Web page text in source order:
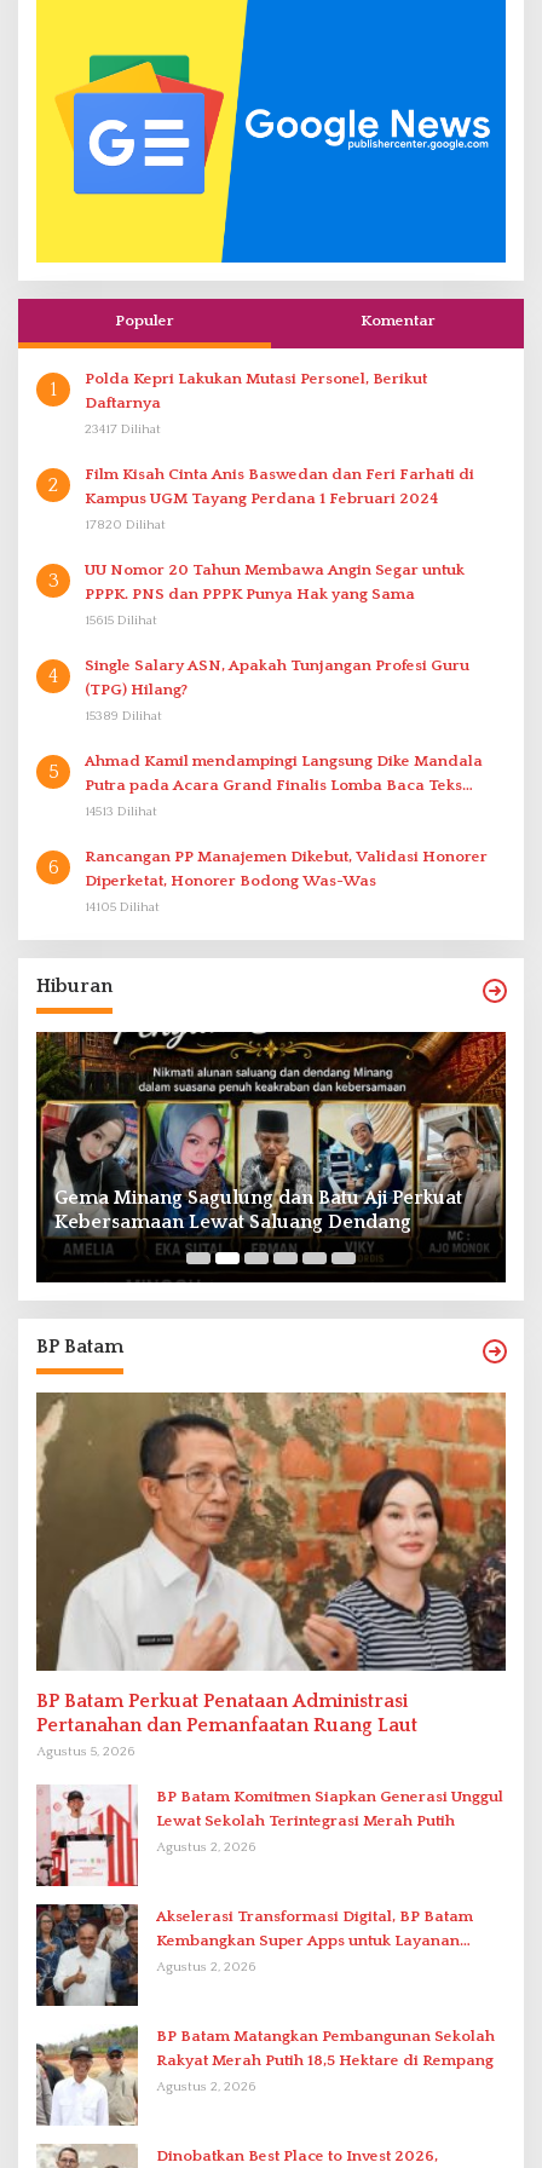
Populer Komentar
1
Polda Kepri Lakukan Mutasi Personel, Berikut
Daftarnya
23417 Dilihat
2
Film Kisah Cinta Anis Baswedan dan Feri Farhati di
Kampus UGM Tayang Perdana 1 Februari 2024
17820 Dilihat
3
UU Nomor 20 Tahun Membawa Angin Segar untuk
PPPK. PNS dan PPPK Punya Hak yang Sama
15615 Dilihat
4
Single Salary ASN, Apakah Tunjangan Profesi Guru
(TPG) Hilang?
15389 Dilihat
5
Ahmad Kamil mendampingi Langsung Dike Mandala
Putra pada Acara Grand Finalis Lomba Baca Teks
Proklamasi Mirip Bung Karno di Bali
14513 Dilihat
6
Rancangan PP Manajemen Dikebut, Validasi Honorer
Diperketat, Honorer Bodong Was-Was
14105 Dilihat
Hiburan
Gema Minang Sagulung dan Batu Aji Perkuat
Kebersamaan Lewat Saluang Dendang
BP Batam
BP Batam Perkuat Penataan Administrasi
Pertanahan dan Pemanfaatan Ruang Laut
Agustus 5, 2026
BP Batam Komitmen Siapkan Generasi Unggul
Lewat Sekolah Terintegrasi Merah Putih
Agustus 2, 2026
Akselerasi Transformasi Digital, BP Batam
Kembangkan Super Apps untuk Layanan
Terpadu
Agustus 2, 2026
BP Batam Matangkan Pembangunan Sekolah
Rakyat Merah Putih 18,5 Hektare di Rempang
Agustus 2, 2026
Dinobatkan Best Place to Invest 2026,